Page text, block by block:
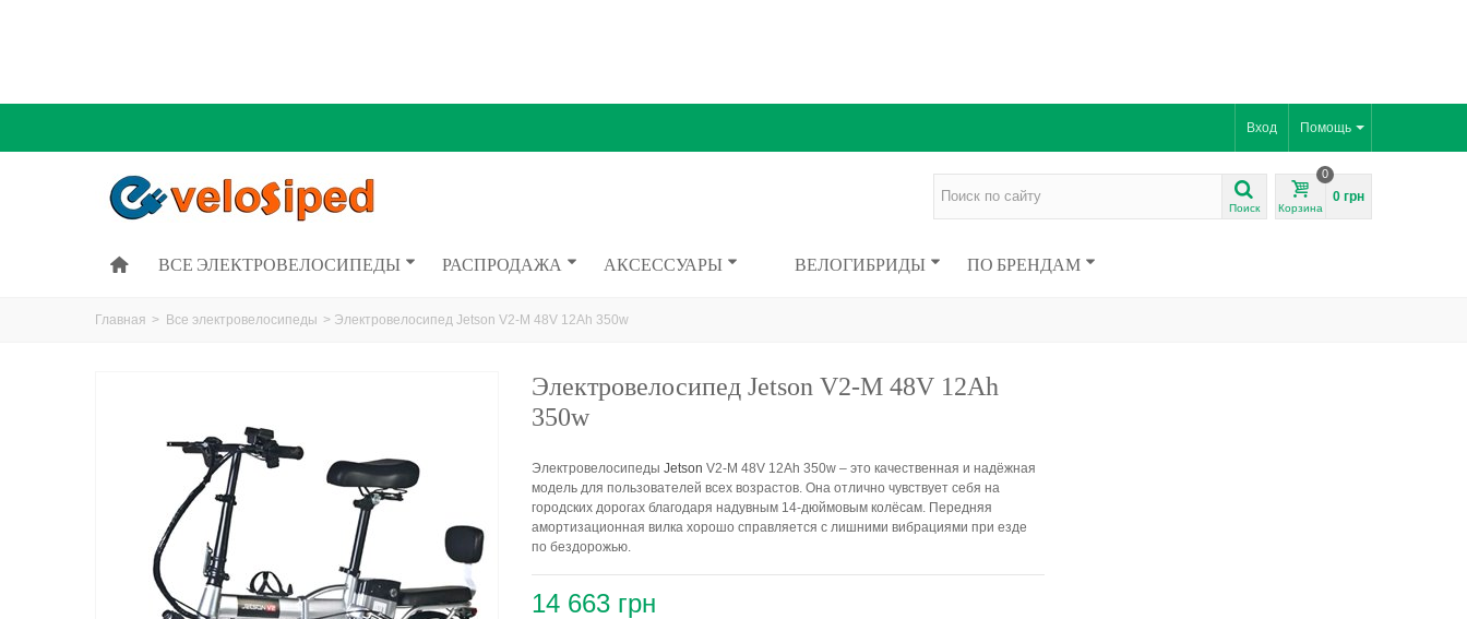
Помощь
Вход
Поиск Корзина
0
0 грн
ВСЕ ЭЛЕКТРОВЕЛОСИПЕДЫ РАСПРОДАЖА АКСЕССУАРЫ ВЕЛОГИБРИДЫ ПО БРЕНДАМ
Главная > Все электровелосипеды > Электровелосипед Jetson V2-M 48V 12Ah 350w
Электровелосипед Jetson V2-M 48V 12Ah
350w
Электровелосипеды Jetson V2-M 48V 12Ah 350w – это качественная и надёжная
модель для пользователей всех возрастов. Она отлично чувствует себя на
городских дорогах благодаря надувным 14-дюймовым колёсам. Передняя
амортизационная вилка хорошо справляется с лишними вибрациями при езде
по бездорожью.
14 663 грн